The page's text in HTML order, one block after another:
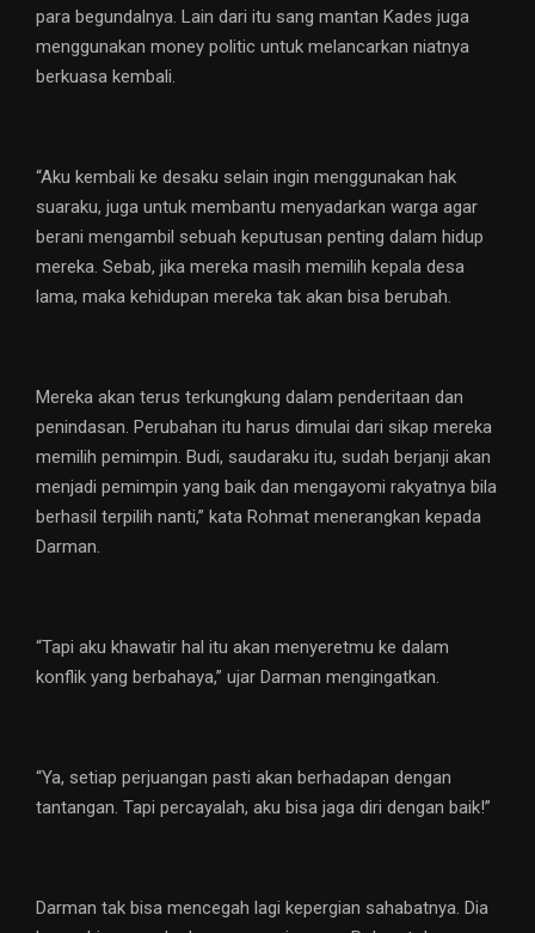
para begundalnya. Lain dari itu sang mantan Kades juga
menggunakan money politic untuk melancarkan niatnya
berkuasa kembali.
“Aku kembali ke desaku selain ingin menggunakan hak
suaraku, juga untuk membantu menyadarkan warga agar
berani mengambil sebuah keputusan penting dalam hidup
mereka. Sebab, jika mereka masih memilih kepala desa
lama, maka kehidupan mereka tak akan bisa berubah.
Mereka akan terus terkungkung dalam penderitaan dan
penindasan. Perubahan itu harus dimulai dari sikap mereka
memilih pemimpin. Budi, saudaraku itu, sudah berjanji akan
menjadi pemimpin yang baik dan mengayomi rakyatnya bila
berhasil terpilih nanti,” kata Rohmat menerangkan kepada
Darman.
“Tapi aku khawatir hal itu akan menyeretmu ke dalam
konflik yang berbahaya,” ujar Darman mengingatkan.
“Ya, setiap perjuangan pasti akan berhadapan dengan
tantangan. Tapi percayalah, aku bisa jaga diri dengan baik!”
Darman tak bisa mencegah lagi kepergian sahabatnya. Dia